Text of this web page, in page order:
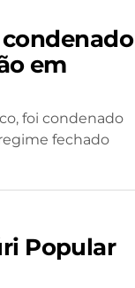
condenado
em
foi condenado
fechado
Popular